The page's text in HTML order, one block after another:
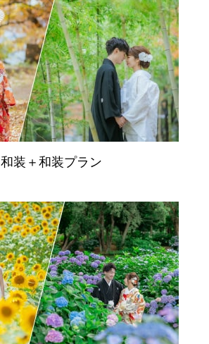
和装＋和装プラン